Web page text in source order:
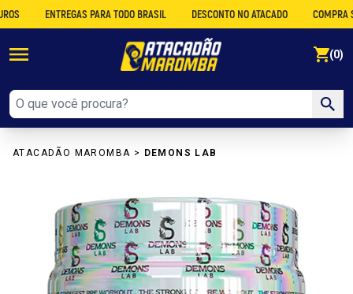
ENTREGAS PARA TODO BRASIL DESCONTO NO ATACADO COMPRA
(0)
ATACADÃO MAROMBA > DEMONS LAB